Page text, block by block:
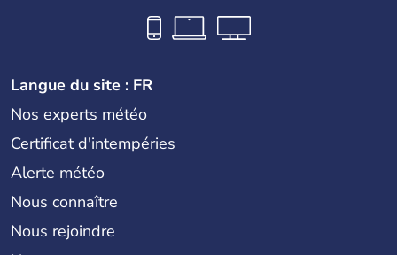
Langue du site : FR
Nos experts météo
Certificat d'intempéries
Alerte météo
Nous connaître
Nous rejoindre